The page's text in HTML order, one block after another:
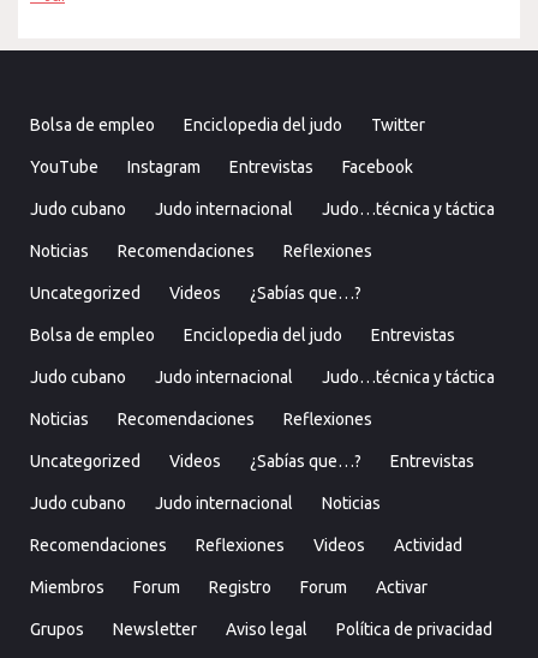
Bolsa de empleo Enciclopedia del judo Twitter
YouTube Instagram Entrevistas Facebook
Judo cubano Judo internacional Judo…técnica y táctica
Noticias Recomendaciones Reflexiones
Uncategorized Videos ¿Sabías que…?
Bolsa de empleo Enciclopedia del judo Entrevistas
Judo cubano Judo internacional Judo…técnica y táctica
Noticias Recomendaciones Reflexiones
Uncategorized Videos ¿Sabías que…? Entrevistas
Judo cubano Judo internacional Noticias
Recomendaciones Reflexiones Videos Actividad
Miembros Forum Registro Forum Activar
Grupos Newsletter Aviso legal Política de privacidad